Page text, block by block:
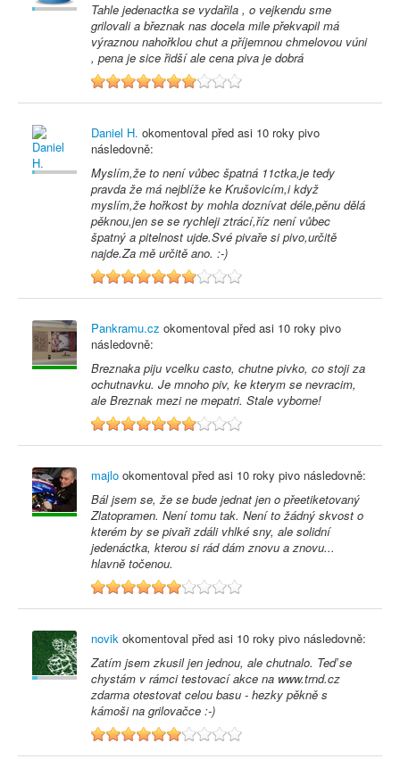
Tahle jedenactka se vydařila , o vejkendu sme
grilovali a březnak nas docela mile překvapil má
výraznou nahořklou chut a příjemnou chmelovou vúni
, pena je sice řidší ale cena piva je dobrá
7
Daniel H. okomentoval před asi 10 roky pivo
následovně:
Myslím,že to není vůbec špatná 11ctka,je tedy
pravda že má nejblíže ke Krušovicím,i když
myslím,že hořkost by mohla doznívat déle,pěnu dělá
pěknou,jen se se rychleji ztrácí,říz není vůbec
špatný a pitelnost ujde.Své pivaře si pivo,určitě
najde.Za mě určitě ano. :-)
7
Pankramu.cz okomentoval před asi 10 roky pivo
následovně:
Breznaka piju vcelku casto, chutne pivko, co stoji za
ochutnavku. Je mnoho piv, ke kterym se nevracim,
ale Breznak mezi ne mepatri. Stale vyborne!
7
majlo okomentoval před asi 10 roky pivo následovně:
Bál jsem se, že se bude jednat jen o přeetiketovaný
Zlatopramen. Není tomu tak. Není to žádný skvost o
kterém by se pivaři zdáli vhlké sny, ale solidní
jedenáctka, kterou si rád dám znovu a znovu...
hlavně točenou.
6
novik okomentoval před asi 10 roky pivo následovně:
Zatím jsem zkusil jen jednou, ale chutnalo. Teď se
chystám v rámci testovací akce na www.trnd.cz
zdarma otestovat celou basu - hezky pěkně s
kámoši na grilovačce :-)
6